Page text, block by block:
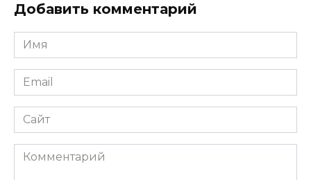
Добавить комментарий
Имя
*
Email
*
Сайт
Комментарий